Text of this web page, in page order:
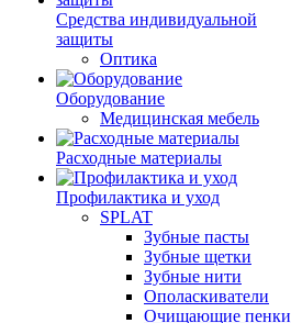
Средства индивидуальной
защиты
Оптика
Оборудование
Медицинская мебель
Расходные материалы
Профилактика и уход
SPLAT
Зубные пасты
Зубные щетки
Зубные нити
Ополаскиватели
Очищающие пенки